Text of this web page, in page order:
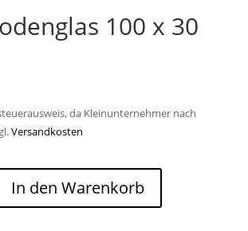
100 x 30
da Kleinunternehmer nach
Versandkosten
In den Warenkorb